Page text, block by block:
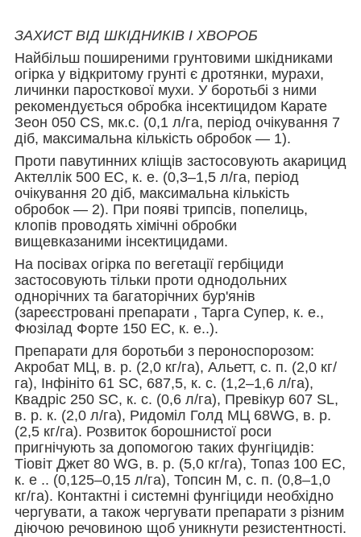
ЗАХИСТ ВІД ШКІДНИКІВ І ХВОРОБ
Найбільш поширеними грунтовими шкідниками
огірка у відкритому грунті є дротянки, мурахи,
личинки паросткової мухи. У боротьбі з ними
рекомендується обробка інсектицидом Карате
Зеон 050 CS, мк.с. (0,1 л/га, період очікування 7
діб, максимальна кількість обробок — 1).
Проти павутинних кліщів застосовують акарицид
Актеллік 500 ЕС, к. е. (0,3–1,5 л/га, період
очікування 20 діб, максимальна кількість
обробок — 2). При появі трипсів, попелиць,
клопів проводять хімічні обробки
вищевказаними інсектицидами.
На посівах огірка по вегетації гербіциди
застосовують тільки проти однодольних
однорічних та багаторічних бур'янів
(зареєстровані препарати , Тарга Супер, к. е.,
Фюзілад Форте 150 ЕС, к. е..).
Препарати для боротьби з пероноспорозом:
Акробат МЦ, в. р. (2,0 кг/га), Альетт, с. п. (2,0 кг/
га), Інфініто 61 SC, 687,5, к. с. (1,2–1,6 л/га),
Квадріс 250 SC, к. с. (0,6 л/га), Превікур 607 SL,
в. р. к. (2,0 л/га), Ридоміл Голд МЦ 68WG, в. р.
(2,5 кг/га). Розвиток борошнистої роси
пригнічують за допомогою таких фунгіцидів:
Тіовіт Джет 80 WG, в. р. (5,0 кг/га), Топаз 100 ЕС,
к. е .. (0,125–0,15 л/га), Топсин М, с. п. (0,8–1,0
кг/га). Контактні і системні фунгіциди необхідно
чергувати, а також чергувати препарати з різним
діючою речовиною щоб уникнути резистентності.